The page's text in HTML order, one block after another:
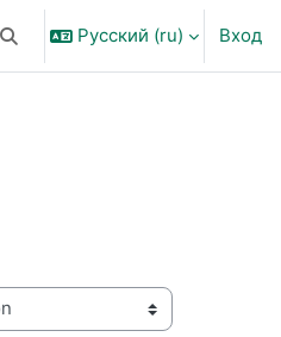
Изменить данные поисковой
Русский ‎(ru)‎ Вход